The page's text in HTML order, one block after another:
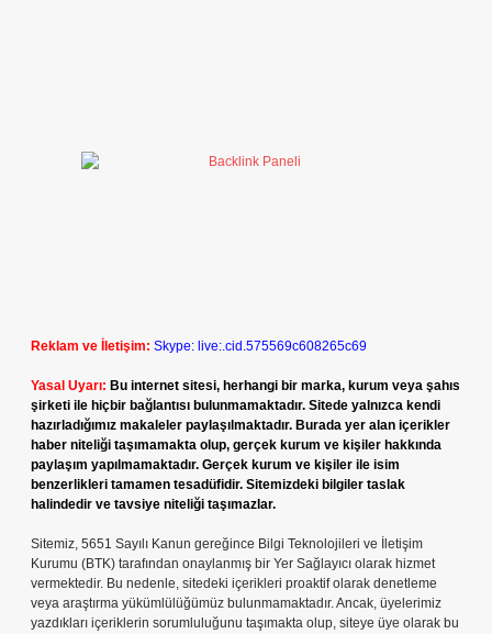
Reklam ve İletişim: Skype: live:.cid.575569c608265c69
Yasal Uyarı: Bu internet sitesi, herhangi bir marka, kurum veya şahıs
şirketi ile hiçbir bağlantısı bulunmamaktadır. Sitede yalnızca kendi
hazırladığımız makaleler paylaşılmaktadır. Burada yer alan içerikler
haber niteliği taşımamakta olup, gerçek kurum ve kişiler hakkında
paylaşım yapılmamaktadır. Gerçek kurum ve kişiler ile isim
benzerlikleri tamamen tesadüfidir. Sitemizdeki bilgiler taslak
halindedir ve tavsiye niteliği taşımazlar.
Sitemiz, 5651 Sayılı Kanun gereğince Bilgi Teknolojileri ve İletişim
Kurumu (BTK) tarafından onaylanmış bir Yer Sağlayıcı olarak hizmet
vermektedir. Bu nedenle, sitedeki içerikleri proaktif olarak denetleme
veya araştırma yükümlülüğümüz bulunmamaktadır. Ancak, üyelerimiz
yazdıkları içeriklerin sorumluluğunu taşımakta olup, siteye üye olarak bu